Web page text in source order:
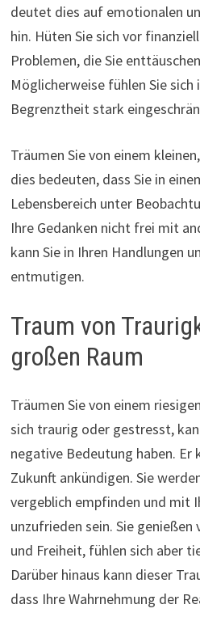
deutet dies auf emotionalen
hin. Hüten Sie sich vor
Problemen, die Sie
Möglicherweise fühlen Sie sich
Begrenztheit stark
Träumen Sie von einem
dies bedeuten, dass Sie in
Lebensbereich unter
Ihre Gedanken nicht frei mit
kann Sie in Ihren Handlungen
entmutigen.
Traum von
großen Raum
Träumen Sie von einem
sich traurig oder gestresst,
negative Bedeutung haben. Er
Zukunft ankündigen. Sie
vergeblich empfinden und mit
unzufrieden sein. Sie
und Freiheit, fühlen sich aber
Darüber hinaus kann dieser
dass Ihre Wahrnehmung der